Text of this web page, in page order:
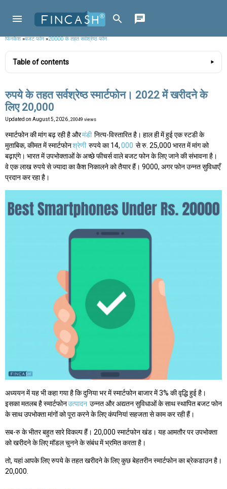
फिनकैश»बजट फोन»20000 के तहत सर्वश्रेष्ठ फोन
Table of contents
रुपये के तहत सर्वश्रेष्ठ स्मार्टफोन। 2022 में खरीदने के
लिए 20,000
Updated on August 5, 2026 , 20049 views
स्मार्टफोन की मांग बढ़ रही है औरमंडी नित्य-विस्तारित है। हाल ही में हुई एक स्टडी के
मुताबिक, कीमत में स्मार्टफोनश्रेणी रुपये का 14,000 से रु. 25,000 भारत में मांग को
बढ़ाएंगे। भारत में उपभोक्ताओं के अच्छे फीचर्स वाले बजट फोन के लिए जाने की संभावना है।
वे एक लाख रुपये से ज्यादा का कैश निकालने को तैयार हैं। 9000, अगर फोन उन्नत सुविधाएँ
प्रदान कर रहा है।
अध्ययन में यह भी कहा गया है कि दुनिया भर में स्मार्टफोन बाजार में 3% की वृद्धि हुई है।
इसका मतलब है स्मार्टफोनउत्पादन उन्नत और अद्यतन सुविधाओं के साथ स्थापित बजट फोन
के साथ उपभोक्ता मांगों को पूरा करने के लिए कंपनियां सहजता से काम कर रही हैं।
सब-रु के भीतर बहुत सारे विकल्प हैं। 20,000 स्मार्टफोन खंड। यह आमतौर पर उपभोक्ता
को खरीदने के लिए मॉडल चुनने के संबंध में भ्रमित करता है।
तो, यहां आपके लिए रुपये के तहत खरीदने के लिए कुछ बेहतरीन स्मार्टफोन का ब्रेकडाउन है।
20,000.